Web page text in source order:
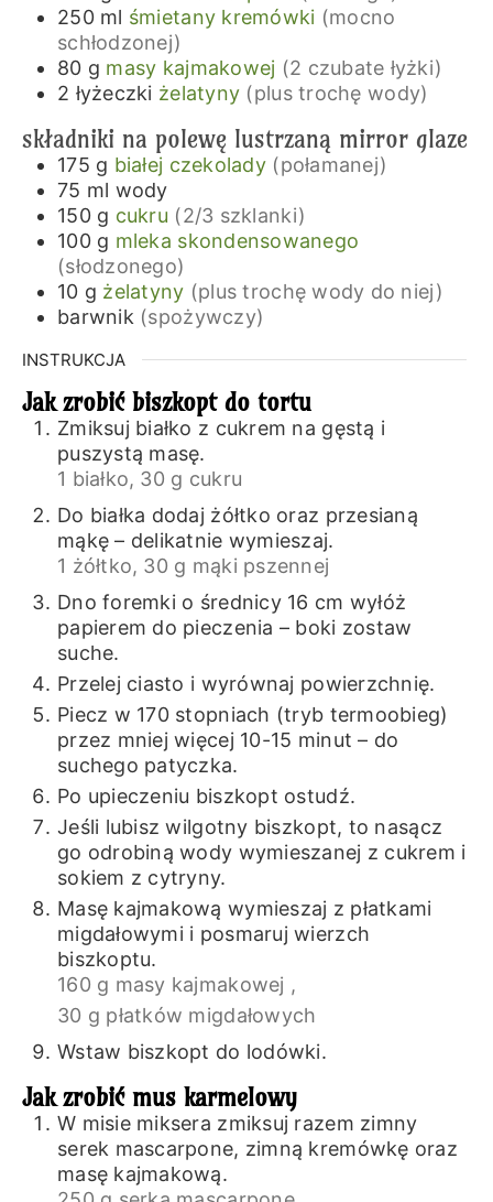
250 ml śmietany kremówki (mocno
schłodzonej)
80 g masy kajmakowej (2 czubate łyżki)
2 łyżeczki żelatyny (plus trochę wody)
składniki na polewę lustrzaną mirror glaze
175 g białej czekolady (połamanej)
75 ml wody
150 g cukru (2/3 szklanki)
100 g mleka skondensowanego
(słodzonego)
10 g żelatyny (plus trochę wody do niej)
barwnik (spożywczy)
INSTRUKCJA
Jak zrobić biszkopt do tortu
Zmiksuj białko z cukrem na gęstą i
puszystą masę.
1 białko, 30 g cukru
Do białka dodaj żółtko oraz przesianą
mąkę – delikatnie wymieszaj.
1 żółtko, 30 g mąki pszennej
Dno foremki o średnicy 16 cm wyłóż
papierem do pieczenia – boki zostaw
suche.
Przelej ciasto i wyrównaj powierzchnię.
Piecz w 170 stopniach (tryb termoobieg)
przez mniej więcej 10-15 minut – do
suchego patyczka.
Po upieczeniu biszkopt ostudź.
Jeśli lubisz wilgotny biszkopt, to nasącz
go odrobiną wody wymieszanej z cukrem i
sokiem z cytryny.
Masę kajmakową wymieszaj z płatkami
migdałowymi i posmaruj wierzch
biszkoptu.
160 g masy kajmakowej ,
30 g płatków migdałowych
Wstaw biszkopt do lodówki.
Jak zrobić mus karmelowy
W misie miksera zmiksuj razem zimny
serek mascarpone, zimną kremówkę oraz
masę kajmakową.